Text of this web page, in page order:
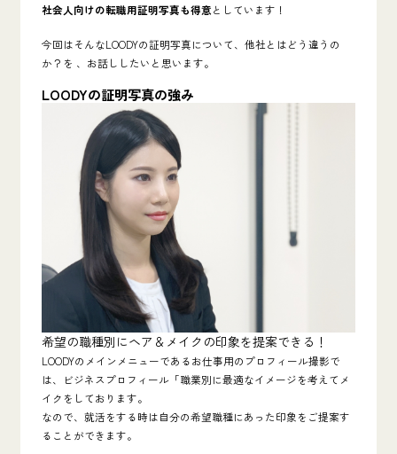
社会人向けの転職用証明写真も得意としています！
今回はそんなLOODYの証明写真について、他社とはどう違うの
か？を 、お話ししたいと思います。
LOODYの証明写真の強み
希望の職種別にヘア＆メイクの印象を提案できる！
LOODYのメインメニューであるお仕事用のプロフィール撮影で
は、ビジネスプロフィール「職業別に最適なイメージを考えてメ
イクをしております。
なので、就活をする時は自分の希望職種にあった印象をご提案す
ることができます。